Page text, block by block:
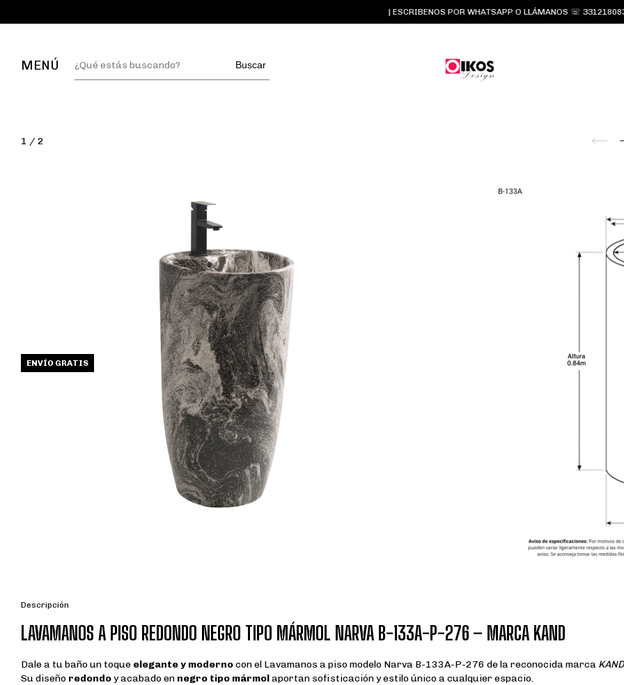
| ESCRIBENOS POR WHATSAPP O LLÁMANOS ☏ 3312180834 y
MENÚ Buscar
1 / 2
ENVÍO GRATIS
Descripción
LAVAMANOS A PISO REDONDO NEGRO TIPO MÁRMOL NARVA B-133A-P-276 – MARCA KAND
Dale a tu baño un toque elegante y modernocon el Lavamanos a piso modelo Narva B-133A-P-276 de la reconocida marca KAND
Su diseño redondoy acabado en negro tipo mármolaportan sofisticación y estilo único a cualquier espacio.